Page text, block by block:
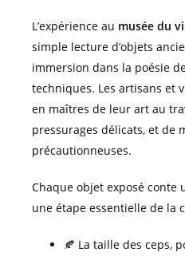
L’expérience au musée du
simple lecture d’objets
immersion dans la poésie
techniques. Les artisans et
en maîtres de leur art au
pressurages délicats, et de
précautionneuses.
Chaque objet exposé conte
une étape essentielle de la
🍂 La taille des ceps,